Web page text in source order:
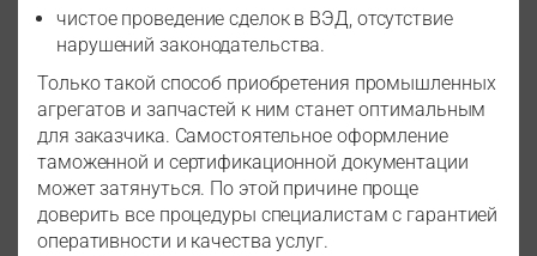
чистое проведение сделок в ВЭД, отсутствие
нарушений законодательства.
Только такой способ приобретения промышленных
агрегатов и запчастей к ним станет оптимальным
для заказчика. Самостоятельное оформление
таможенной и сертификационной документации
может затянуться. По этой причине проще
доверить все процедуры специалистам с гарантией
оперативности и качества услуг.